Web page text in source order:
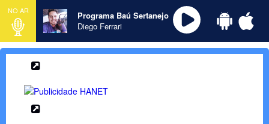
NO AR
Programa Baú Sertanejo
Diego Ferrari